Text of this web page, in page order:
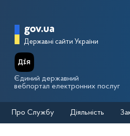
Головна
gov.ua
Державні сайти України
Єдиний державний
вебпортал електронних послуг
Про Службу Діяльність